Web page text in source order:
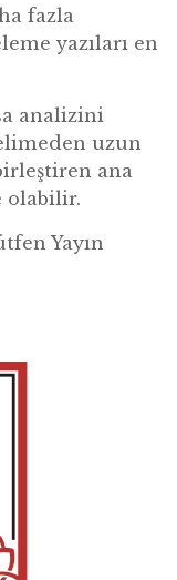
fazla
yazıları en
analizini
uzun
ana
olabilir.
Yayın